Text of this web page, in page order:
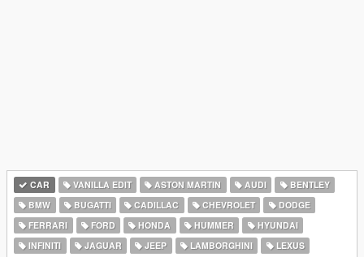
CAR VANILLA EDIT ASTON MARTIN AUDI
BENTLEY
BMW
BUGATTI CADILLAC CHEVROLET
DODGE
FERRARI
FORD HONDA HUMMER
HYUNDAI
INFINITI
JAGUAR JEEP LAMBORGHINI
LEXUS